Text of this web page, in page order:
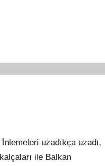
uzadıkça uzadı,
ile Balkan